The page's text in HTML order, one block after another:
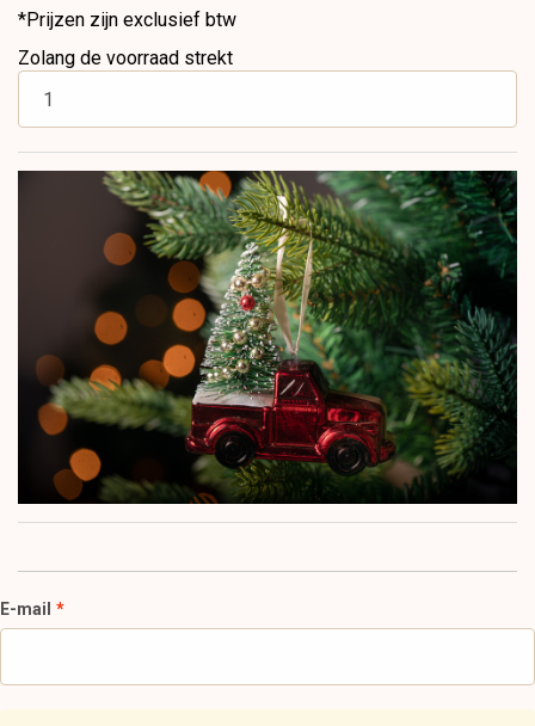
*Prijzen zijn exclusief btw
Zolang de voorraad strekt
E-mail